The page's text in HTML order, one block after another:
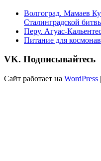
Волгоград. Мамаев
Сталинградской
Перу. Агуас-
Питание для
VK. Подписывайтесь
Сайт работает на WordPress |